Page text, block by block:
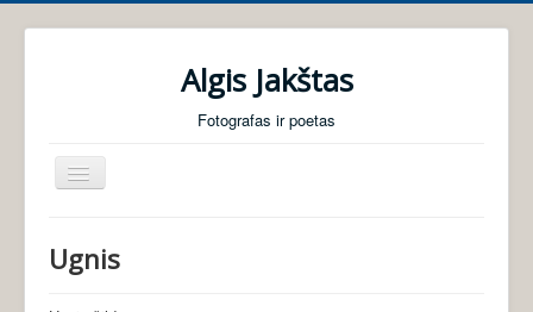
Algis Jakštas
Fotografas ir poetas
Perjungti
navigaciją
Foto galerijos
Ugnis